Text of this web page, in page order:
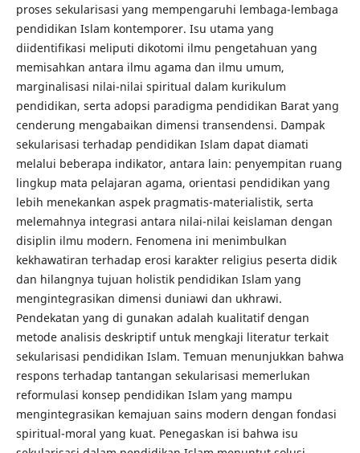
proses sekularisasi yang mempengaruhi lembaga-lembaga
pendidikan Islam kontemporer. Isu utama yang
diidentifikasi meliputi dikotomi ilmu pengetahuan yang
memisahkan antara ilmu agama dan ilmu umum,
marginalisasi nilai-nilai spiritual dalam kurikulum
pendidikan, serta adopsi paradigma pendidikan Barat yang
cenderung mengabaikan dimensi transendensi. Dampak
sekularisasi terhadap pendidikan Islam dapat diamati
melalui beberapa indikator, antara lain: penyempitan ruang
lingkup mata pelajaran agama, orientasi pendidikan yang
lebih menekankan aspek pragmatis-materialistik, serta
melemahnya integrasi antara nilai-nilai keislaman dengan
disiplin ilmu modern. Fenomena ini menimbulkan
kekhawatiran terhadap erosi karakter religius peserta didik
dan hilangnya tujuan holistik pendidikan Islam yang
mengintegrasikan dimensi duniawi dan ukhrawi.
Pendekatan yang di gunakan adalah kualitatif dengan
metode analisis deskriptif untuk mengkaji literatur terkait
sekularisasi pendidikan Islam. Temuan menunjukkan bahwa
respons terhadap tantangan sekularisasi memerlukan
reformulasi konsep pendidikan Islam yang mampu
mengintegrasikan kemajuan sains modern dengan fondasi
spiritual-moral yang kuat. Penegaskan isi bahwa isu